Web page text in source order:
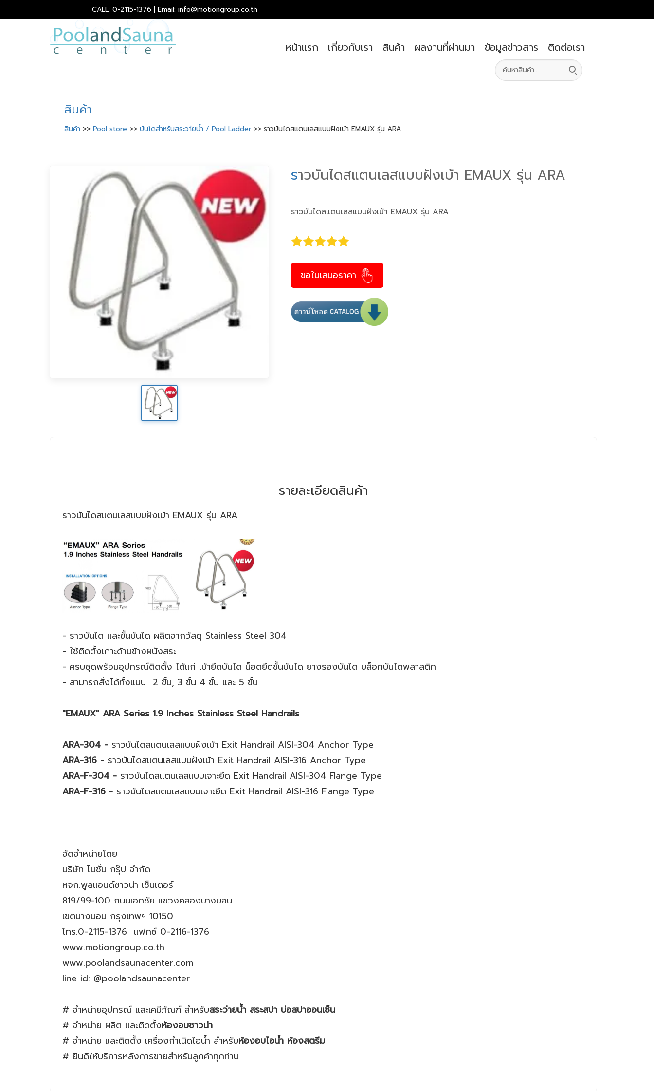
CALL: 0-2115-1376 | Email: info@motiongroup.co.th
หน้าแรก เกี่ยวกับเรา สินค้า ผลงานที่ผ่านมา ข้อมูลข่าวสาร ติดต่อเรา
สินค้า
สินค้า >> Pool store >> บันไดสำหรับสระวา่ยน้ำ / Pool Ladder >> ราวบันไดสแตนเลสแบบฝังเบ้า EMAUX รุ่น ARA
ราวบันไดสแตนเลสแบบฝังเบ้า EMAUX รุ่น ARA
ราวบันไดสแตนเลสแบบฝังเบ้า EMAUX รุ่น ARA
ขอใบเสนอราคา
รายละเอียดสินค้า
ราวบันไดสแตนเลสแบบฝังเบ้า EMAUX รุ่น ARA
- ราวบันได และขั้นบันได ผลิตจากวัสดุ Stainless Steel 304
- ใช้ติดตั้งเกาะด้านข้างผนังสระ
- ครบชุดพร้อมอุปกรณ์ติดตั้ง ได้แก่ เบ้ายึดบันได น็อตยึดขั้นบันได ยางรองบันได บล็อกบันไดพลาสติก
- สามารถสั่งได้ทั้งแบบ 2 ขั้น, 3 ขั้น 4 ขั้น และ 5 ขั้น
"EMAUX" ARA Series 1.9 Inches Stainless Steel Handrails
ARA-304 - ราวบันไดสแตนเลสแบบฝังเบ้า Exit Handrail AISI-304 Anchor Type
ARA-316 - ราวบันไดสแตนเลสแบบฝังเบ้า Exit Handrail AISI-316 Anchor Type
ARA-F-304 - ราวบันไดสแตนเลสแบบเจาะยึด Exit Handrail AISI-304 Flange Type
ARA-F-316 - ราวบันไดสแตนเลสแบบเจาะยึด Exit Handrail AISI-316 Flange Type
จัดจำหน่ายโดย
บริษัท โมชั่น กรุ๊ป จำกัด
หจก.พูลแอนด์ซาวน่า เซ็นเตอร์
819/99-100 ถนนเอกชัย แขวงคลองบางบอน
เขตบางบอน กรุงเทพฯ 10150
โทร.0-2115-1376 แฟกซ์ 0-2116-1376
www.motiongroup.co.th
www.poolandsaunacenter.com
line id: @poolandsaunacenter
# จำหน่ายอุปกรณ์ และเคมีภัณฑ์ สำหรับสระว่ายน้ำ สระสปา บ่อสปาออนเซ็น
# จำหน่าย ผลิต และติดตั้งห้องอบซาวน่า
# จำหน่าย และติดตั้ง เครื่องกำเนิดไอน้ำ สำหรับห้องอบไอน้ำ ห้องสตรีม
# ยินดีให้บริการหลังการขายสำหรับลูกค้าทุกท่าน